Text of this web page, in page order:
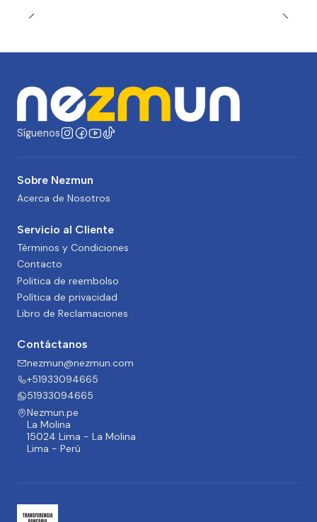
Síguenos
Sobre Nezmun
Acerca de Nosotros
Servicio al Cliente
Términos y Condiciones
Contacto
Politica de reembolso
Política de privacidad
Libro de Reclamaciones
Contáctanos
nezmun@nezmun.com
+51933094665
51933094665
Nezmun.pe
La Molina
15024 Lima - La Molina
Lima - Perú